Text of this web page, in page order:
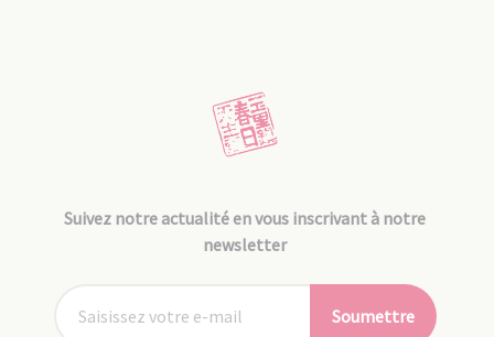
Suivez notre actualité en vous inscrivant à notre
newsletter
Soumettre